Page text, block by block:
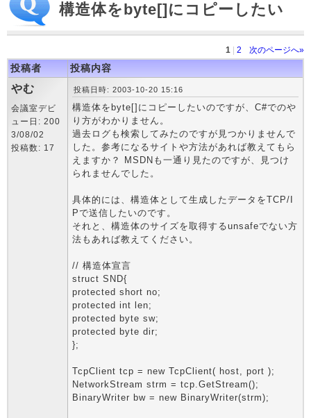
構造体をbyte[]にコピーしたい
1 2 次のページへ»
投稿者 投稿内容
やむ
会議室デビ
ュー日: 200
3/08/02
投稿数: 17
投稿日時: 2003-10-20 15:16
構造体をbyte[]にコピーしたいのですが、C#でのや
り方がわかりません。
過去ログも検索してみたのですが見つかりませんで
した。参考になるサイトや方法があれば教えてもら
えますか？ MSDNも一通り見たのですが、見つけ
られませんでした。
具体的には、構造体として生成したデータをTCP/I
Pで送信したいのです。
それと、構造体のサイズを取得するunsafeでない方
法もあれば教えてください。
// 構造体宣言
struct SND{
protected short no;
protected int len;
protected byte sw;
protected byte dir;
};
TcpClient tcp = new TcpClient( host, port );
NetworkStream strm = tcp.GetStream();
BinaryWriter bw = new BinaryWriter(strm);